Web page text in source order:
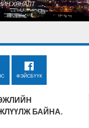
ФЭЙСБҮҮК
БАЙНА.